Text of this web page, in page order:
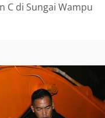
C di Sungai Wampu